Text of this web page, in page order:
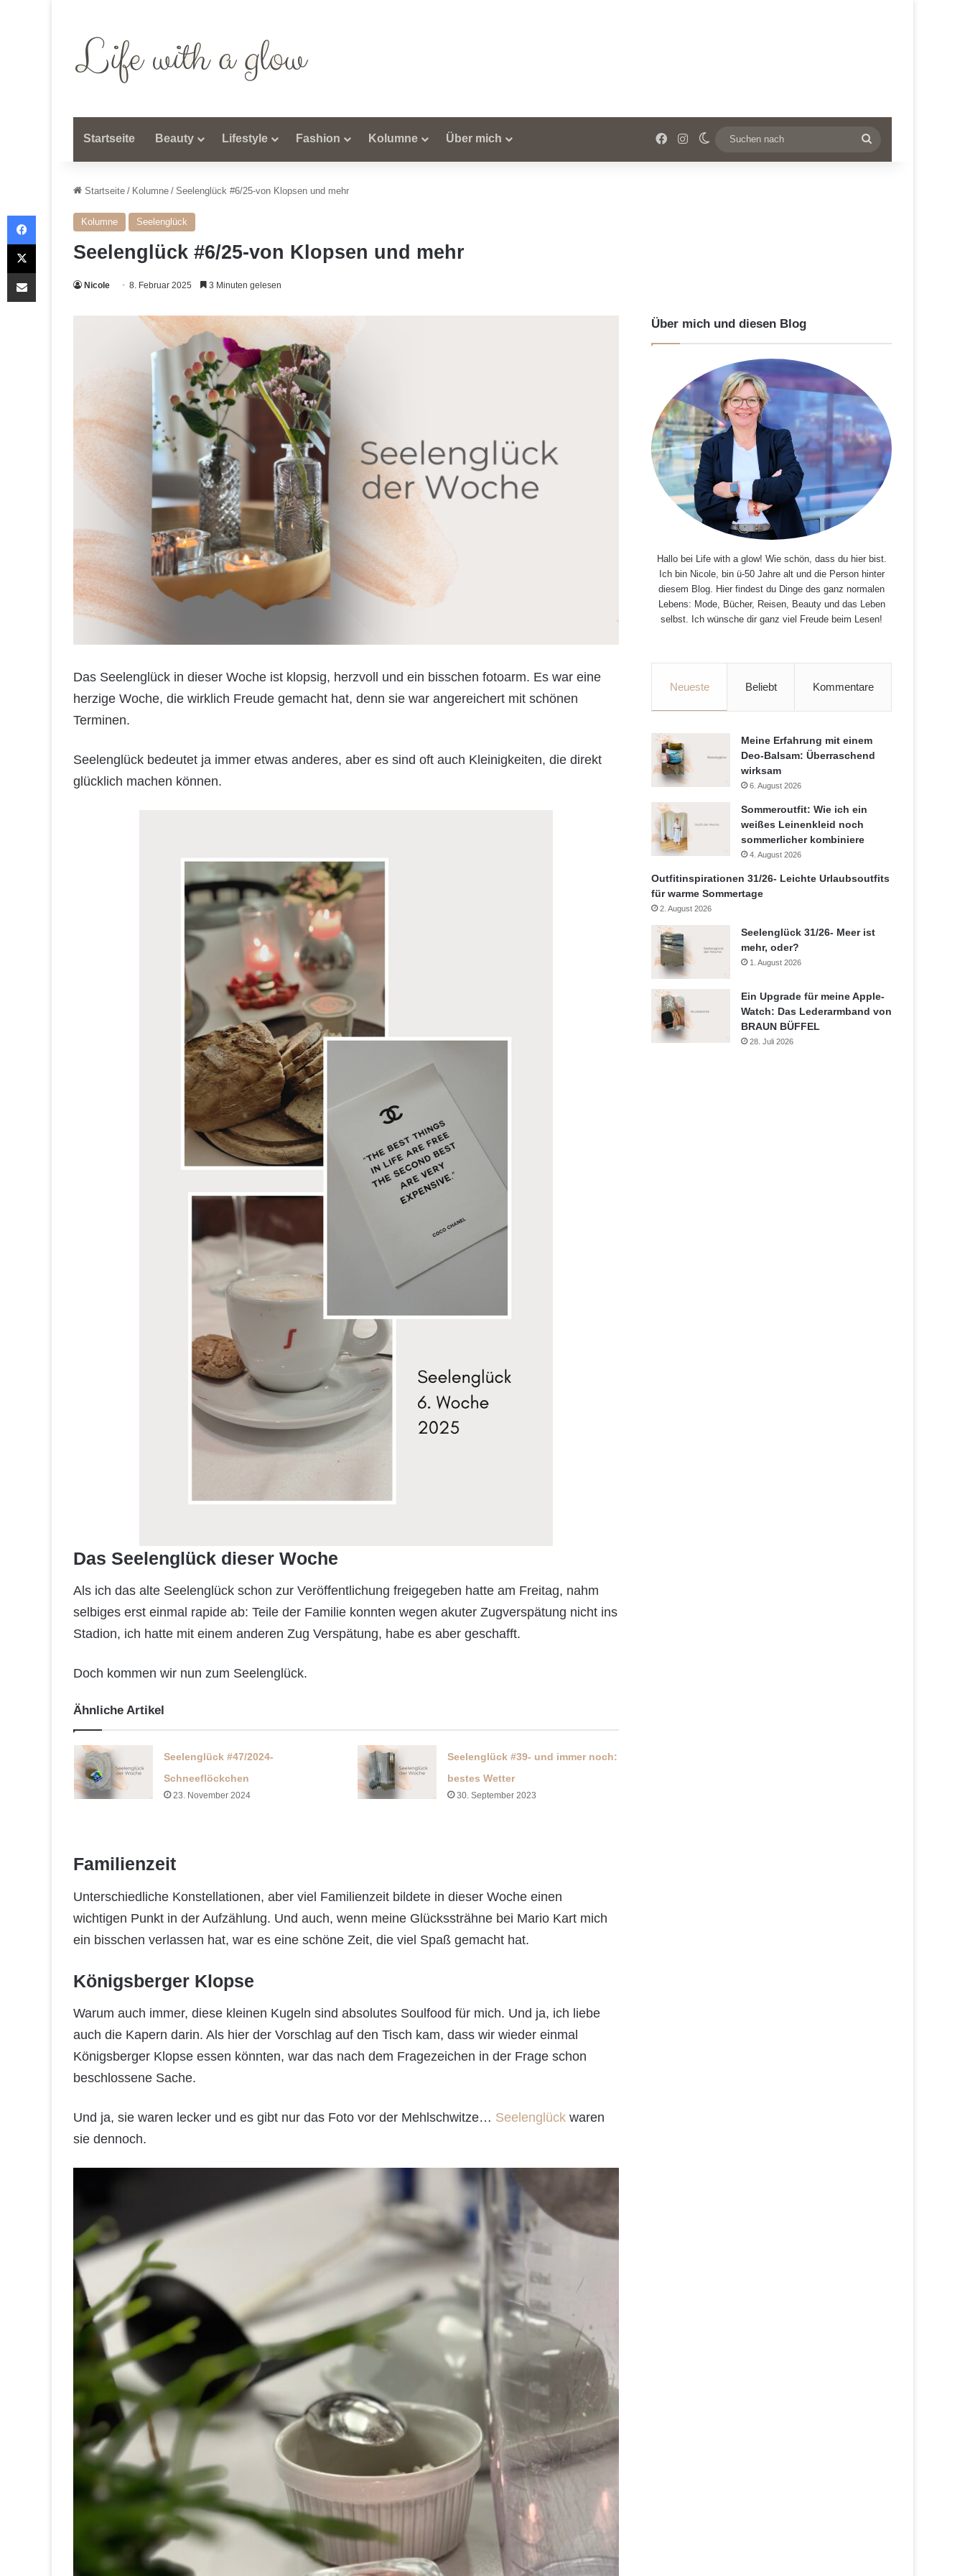
Startseite Beauty Lifestyle Fashion Kolumne Über mich Facebook
InstagramSkin umschalten
nach
Startseite / Kolumne / Seelenglück #6/25-von Klopsen und mehr
Kolumne Seelenglück
Seelenglück #6/25-von Klopsen und mehr
Nicole 8. Februar 2025 3 Minuten gelesen
Das Seelenglück in dieser Woche ist klopsig, herzvoll und ein bisschen fotoarm. Es war eine
herzige Woche, die wirklich Freude gemacht hat, denn sie war angereichert mit schönen
Terminen.
Seelenglück bedeutet ja immer etwas anderes, aber es sind oft auch Kleinigkeiten, die direkt
glücklich machen können.
Das Seelenglück dieser Woche
Als ich das alte Seelenglück schon zur Veröffentlichung freigegeben hatte am Freitag, nahm
selbiges erst einmal rapide ab: Teile der Familie konnten wegen akuter Zugverspätung nicht ins
Stadion, ich hatte mit einem anderen Zug Verspätung, habe es aber geschafft.
Doch kommen wir nun zum Seelenglück.
Ähnliche Artikel
Seelenglück #47/2024-
Schneeflöckchen
23. November 2024
Seelenglück #39- und immer noch:
bestes Wetter
30. September 2023
Familienzeit
Unterschiedliche Konstellationen, aber viel Familienzeit bildete in dieser Woche einen
wichtigen Punkt in der Aufzählung. Und auch, wenn meine Glückssträhne bei Mario Kart mich
ein bisschen verlassen hat, war es eine schöne Zeit, die viel Spaß gemacht hat.
Königsberger Klopse
Warum auch immer, diese kleinen Kugeln sind absolutes Soulfood für mich. Und ja, ich liebe
auch die Kapern darin. Als hier der Vorschlag auf den Tisch kam, dass wir wieder einmal
Königsberger Klopse essen könnten, war das nach dem Fragezeichen in der Frage schon
beschlossene Sache.
Und ja, sie waren lecker und es gibt nur das Foto vor der Mehlschwitze… Seelenglück waren
sie dennoch.
Über mich und diesen Blog
Hallo bei Life with a glow! Wie schön, dass du hier bist.
Ich bin Nicole, bin ü-50 Jahre alt und die Person hinter
diesem Blog. Hier findest du Dinge des ganz normalen
Lebens: Mode, Bücher, Reisen, Beauty und das Leben
selbst. Ich wünsche dir ganz viel Freude beim Lesen!
Neueste Beliebt Kommentare
Meine Erfahrung mit einem
Deo-Balsam: Überraschend
wirksam
6. August 2026
Sommeroutfit: Wie ich ein
weißes Leinenkleid noch
sommerlicher kombiniere
4. August 2026
Outfitinspirationen 31/26- Leichte Urlaubsoutfits
für warme Sommertage
2. August 2026
Seelenglück 31/26- Meer ist
mehr, oder?
1. August 2026
Ein Upgrade für meine Apple-
Watch: Das Lederarmband von
BRAUN BÜFFEL
28. Juli 2026
Facebook
X
Teile per E-Mail